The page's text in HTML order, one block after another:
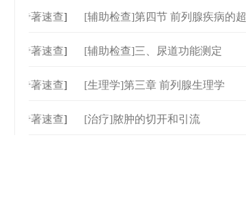
专著速查] [辅助检查]第四节 前列腺疾病的超
专著速查] [辅助检查]三、尿道功能测定
专著速查] [生理学]第三章 前列腺生理学
专著速查] [治疗]脓肿的切开和引流